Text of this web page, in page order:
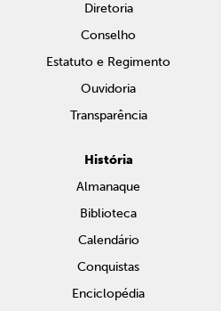
Diretoria
Conselho
Estatuto e Regimento
Ouvidoria
Transparência
História
Almanaque
Biblioteca
Calendário
Conquistas
Enciclopédia